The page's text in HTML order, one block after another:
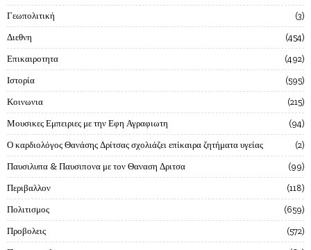
Γεωπολιτική 3
Διεθνη 454
Επικαιροτητα 492
Ιστορία 595
Κοινωνια 215
Μουσικες Εμπειριες με την Εφη Αγραφιωτη 94
Ο καρδιολόγος Θανάσης Δρίτσας σχολιάζει επίκαιρα ζητήματα υγείας 2
Παυσιλυπα & Παυσιπονα με τον Θαναση Δριτσα 99
Περιβαλλον 118
Πολιτισμος 659
Προβολεις 572